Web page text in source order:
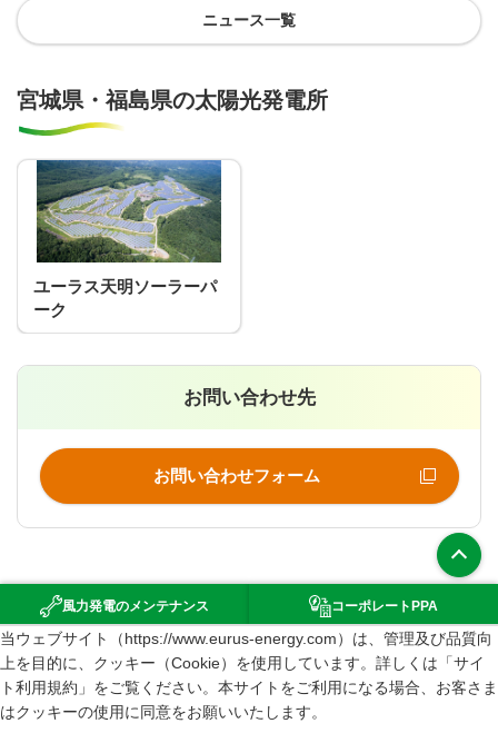
当ウェブサイト（https://www.eurus-energy.com）は、管理及び品質向
上を目的に、クッキー（Cookie）を使用しています。詳しくは「サイ
ト利用規約」をご覧ください。本サイトをご利用になる場合、お客さま
はクッキーの使用に同意をお願いいたします。
ニュース一覧
宮城県・福島県の太陽光発電所
ユーラス天明ソーラーパ
ーク
お問い合わせ先
お問い合わせフォーム
風力発電のメンテナンス
（新規ウインドウで開きます）
コーポレート PPA
環境影響評価
サイトマップ
サイト利用規約